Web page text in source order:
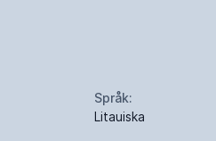
Språk:
Litauiska